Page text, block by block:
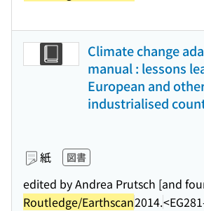
Climate change
manual : lessons
European and
industrialised
紙 図書
edited by Andrea Prutsch [and
Routledge/Earthscan2014.